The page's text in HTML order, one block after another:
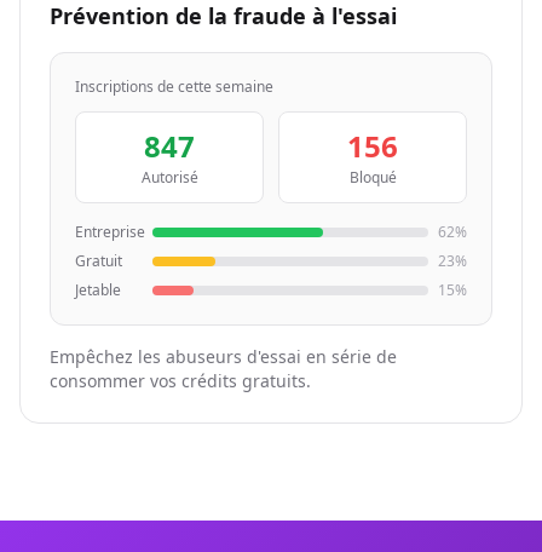
Prévention de la fraude à l'essai
Inscriptions de cette semaine
847
Autorisé
156
Bloqué
Entreprise
62%
Gratuit
23%
Jetable
15%
Empêchez les abuseurs d'essai en série de
consommer vos crédits gratuits.